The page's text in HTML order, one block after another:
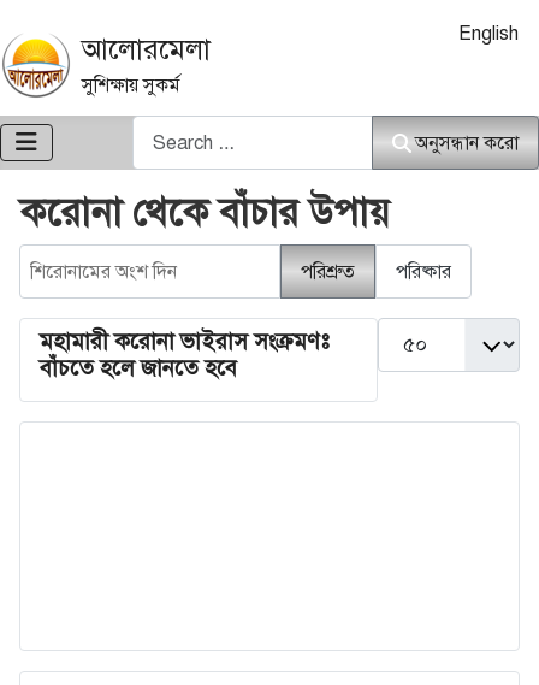
আলোরমেলা
সুশিক্ষায় সুকর্ম
আপনার ভাষা
English
অনুসন্ধান করো
অনুসন্ধান করো
করোনা থেকে বাঁচার উপায়
শিরোনামের অংশ দিন
পরিশ্রুত পরিষ্কার
মহামারী করোনা ভাইরাস সংক্রমণঃ
বাঁচতে হলে জানতে হবে